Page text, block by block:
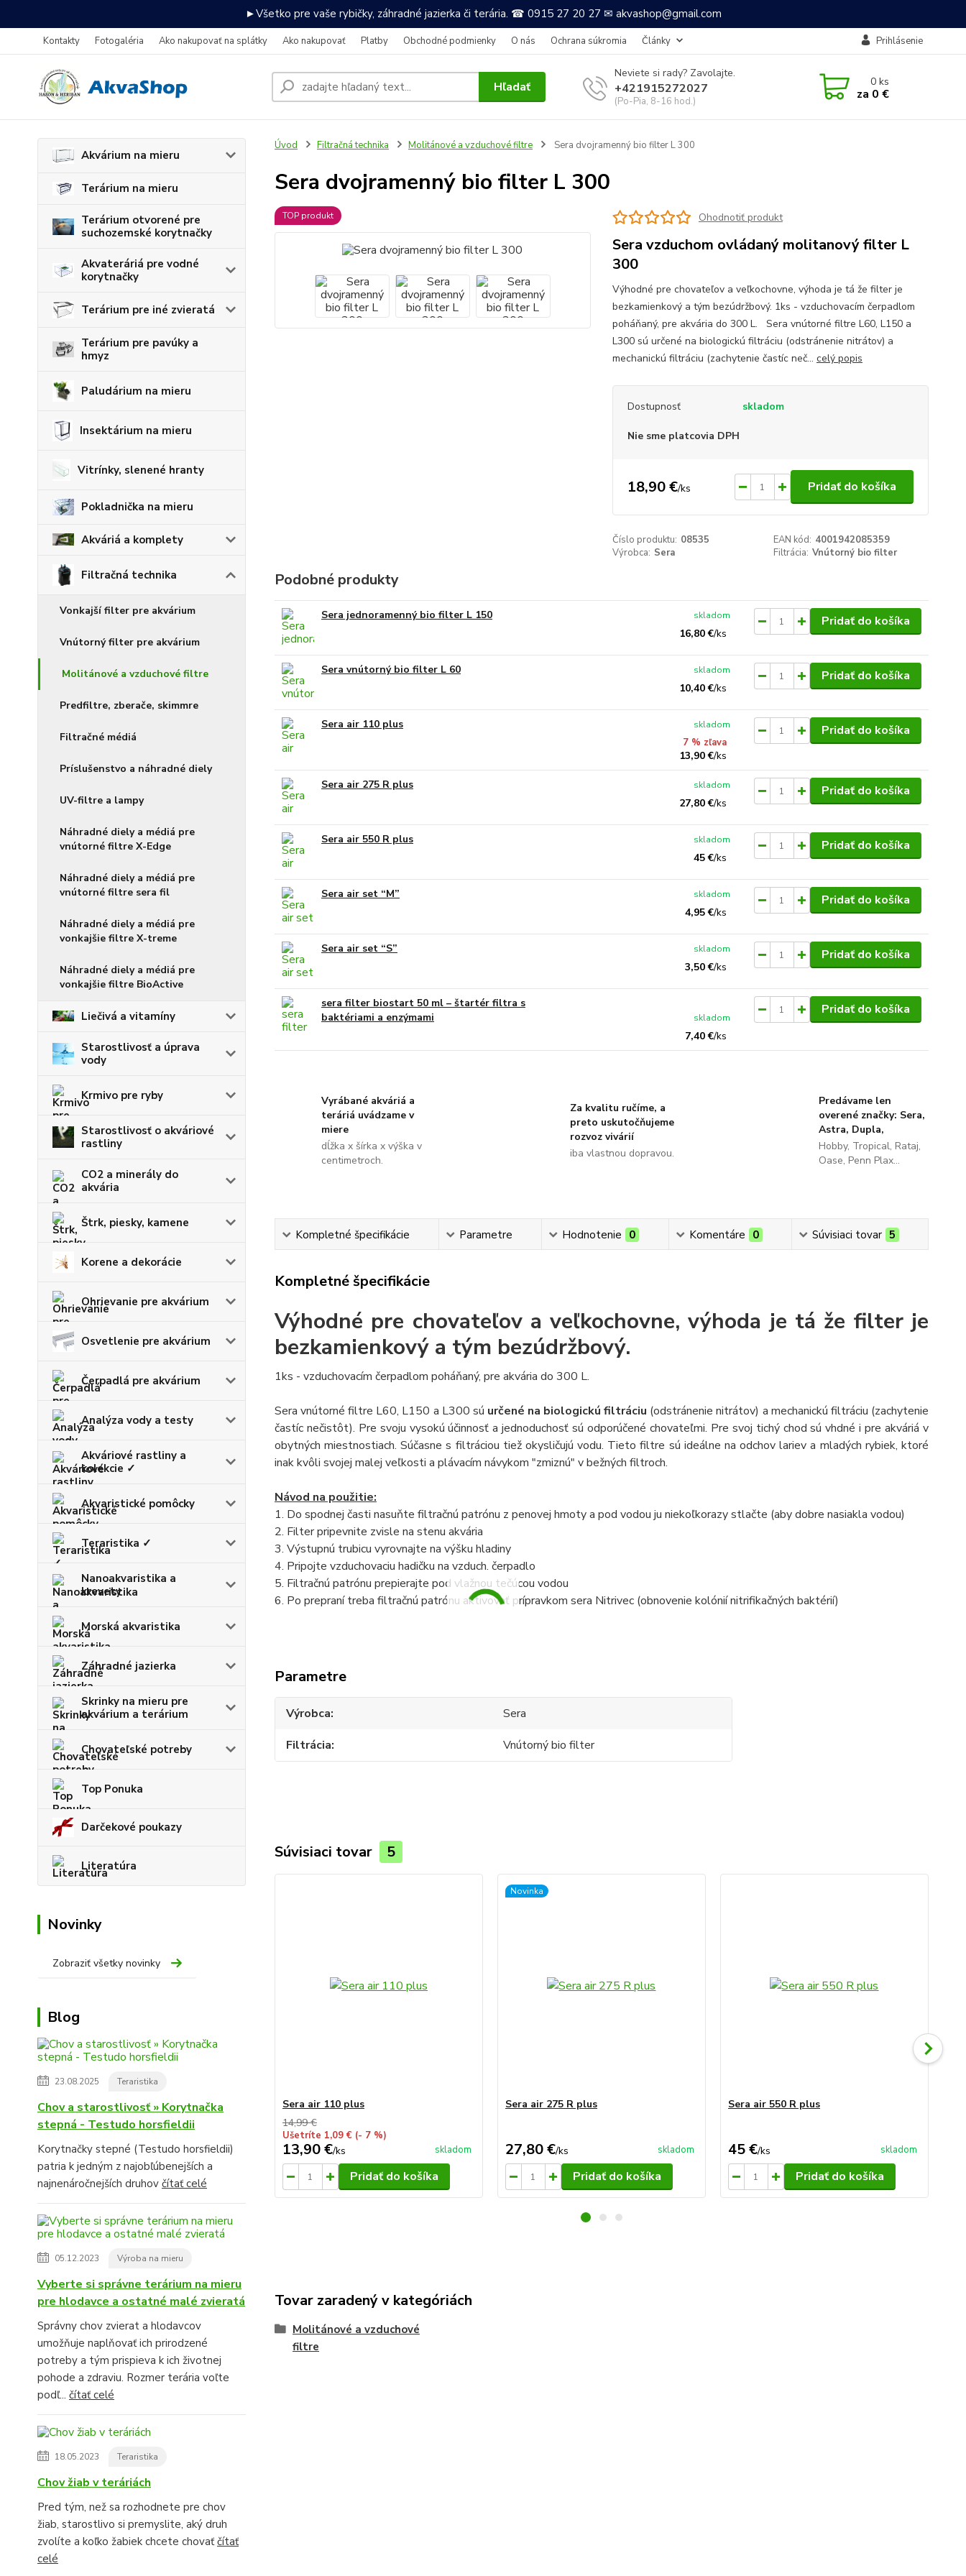
►Všetko pre vaše rybičky, záhradné jazierka či terária. ☎ 0915 27 20 27 ✉ akvashop@gmail.com
Kontakty Fotogaléria Ako nakupovať na splátky Ako nakupovať Platby Obchodné podmienky O nás Ochrana súkromia Články Prihlásenie
Hľadať
Neviete si rady? Zavolajte.
+421915272027
(Po-Pia, 8-16 hod.)
0ks
za 0 €
Akvárium na mieru
Terárium na mieru
Terárium otvorené pre
suchozemské korytnačky
Akvateráriá pre vodné
korytnačky
Terárium pre iné zvieratá
Terárium pre pavúky a
hmyz
Paludárium na mieru
Insektárium na mieru
Vitrínky, slenené hranty
Pokladnička na mieru
Akváriá a komplety
Filtračná technika
Vonkajší filter pre akvárium
Vnútorný filter pre akvárium
Molitánové a vzduchové filtre
Predfiltre, zberače, skimmre
Filtračné médiá
Príslušenstvo a náhradné diely
UV-filtre a lampy
Náhradné diely a médiá pre
vnútorné filtre X-Edge
Náhradné diely a médiá pre
vnútorné filtre sera fil
Náhradné diely a médiá pre
vonkajšie filtre X-treme
Náhradné diely a médiá pre
vonkajšie filtre BioActive
Liečivá a vitamíny
Starostlivosť a úprava
vody
Krmivo pre ryby
Starostlivosť o akváriové
rastliny
CO2 a minerály do
akvária
Štrk, piesky, kamene
Korene a dekorácie
Ohrievanie pre akvárium
Osvetlenie pre akvárium
Čerpadlá pre akvárium
Analýza vody a testy
Akváriové rastliny a
kolekcie ✓
Akvaristické pomôcky
Teraristika ✓
Nanoakvaristika a
krevety
Morská akvaristika
Záhradné jazierka
Skrinky na mieru pre
akvárium a terárium
Chovateľské potreby
Top Ponuka
Darčekové poukazy
Literatúra
Novinky
Zobraziť všetky novinky
Blog
23.08.2025 Teraristika
Chov a starostlivosť » Korytnačka
stepná - Testudo horsfieldii
Korytnačky stepné (Testudo horsfieldii)
patria k jedným z najobľúbenejších a
najnenáročnejších druhov čítať celé
05.12.2023 Výroba na mieru
Vyberte si správne terárium na mieru
pre hlodavce a ostatné malé zvieratá
Správny chov zvierat a hlodavcov
umožňuje naplňovať ich prirodzené
potreby a tým prispieva k ich životnej
pohode a zdraviu. Rozmer terária voľte
podľ... čítať celé
18.05.2023 Teraristika
Chov žiab v teráriách
Pred tým, než sa rozhodnete pre chov
žiab, starostlivo si premyslite, aký druh
zvolíte a koľko žabiek chcete chovaťčítať
celé
Úvod Filtračná technika Molitánové a vzduchové filtre Sera dvojramenný bio filter L 300
Sera dvojramenný bio filter L 300
TOP produkt Ohodnotiť produkt
Sera vzduchom ovládaný molitanový filter L
300
Výhodné pre chovateľov a veľkochovne, výhoda je tá že filter je
bezkamienkový a tým bezúdržbový. 1ks - vzduchovacím čerpadlom
poháňaný, pre akvária do 300 L. Sera vnútorné filtre L60, L150 a
L300 sú určené na biologickú filtráciu (odstránenie nitrátov) a
mechanickú filtráciu (zachytenie častíc neč... celý popis
Dostupnosť skladom
Nie sme platcovia DPH
18,90 €/ks Pridať do košíka
Číslo produktu: 08535 EAN kód: 4001942085359
Výrobca: Sera Filtrácia: Vnútorný bio filter
Podobné produkty
Sera jednoramenný bio filter L 150
16,80 €/ks
skladom Pridať do košíka
Sera vnútorný bio filter L 60
10,40 €/ks
skladom Pridať do košíka
Sera air 110 plus
7 % zľava
13,90 €/ks
skladom Pridať do košíka
Sera air 275 R plus
27,80 €/ks
skladom Pridať do košíka
Sera air 550 R plus
45 €/ks
skladom Pridať do košíka
Sera air set “M”
4,95 €/ks
skladom Pridať do košíka
Sera air set “S”
3,50 €/ks
skladom Pridať do košíka
sera filter biostart 50 ml – štartér filtra s
baktériami a enzýmami
7,40 €/ks
skladom
Pridať do košíka
Vyrábané akváriá a
teráriá uvádzame v
miere
dĺžka x šírka x výška v
centimetroch.
Za kvalitu ručíme, a
preto uskutočňujeme
rozvoz vivárií
iba vlastnou dopravou.
Predávame len
overené značky: Sera,
Astra, Dupla,
Hobby, Tropical, Rataj,
Oase, Penn Plax...
Kompletné špecifikácie Parametre Hodnotenie 0 Komentáre 0 Súvisiaci tovar 5
Kompletné špecifikácie
Výhodné pre chovateľov a veľkochovne, výhoda je tá že filter je
bezkamienkový a tým bezúdržbový.
1ks - vzduchovacím čerpadlom poháňaný, pre akvária do 300 L.
Sera vnútorné filtre L60, L150 a L300 sú určené na biologickú filtráciu (odstránenie nitrátov) a mechanickú filtráciu (zachytenie
častíc nečistôt). Pre svoju vysokú účinnosť a jednoduchosť sú odporúčené chovateľmi. Pre svoj tichý chod sú vhdné i pre akváriá v
obytných miestnostiach. Súčasne s filtráciou tiež okysličujú vodu. Tieto filtre sú ideálne na odchov lariev a mladých rybiek, ktoré
inak kvôli svojej malej veľkosti a plávacím návykom "zmiznú" v bežných filtroch.
Návod na použitie:
1. Do spodnej časti nasuňte filtračnú patrónu z penovej hmoty a pod vodou ju niekoľkorazy stlačte (aby dobre nasiakla vodou)
2. Filter pripevnite zvisle na stenu akvária
3. Výstupnú trubicu vyrovnajte na výšku hladiny
4. Pripojte vzduchovaciu hadičku na vzduch. čerpadlo
5. Filtračnú patrónu prepierajte pod vlažnou tečúcou vodou
6. Po prepraní treba filtračnú patrónu aktivovať prípravkom sera Nitrivec (obnovenie kolónií nitrifikačných baktérií)
Parametre
Výrobca
Sera
Filtrácia
Vnútorný bio filter
Súvisiaci tovar 5
Sera air 110 plus
14,99 €
Ušetríte 1,09 € (- 7 %)
13,90 €/ks skladom
Pridať do košíka
Novinka
Sera air 275 R plus
27,80 €/ks skladom
Pridať do košíka
Sera air 550 R plus
45 €/ks skladom
Pridať do košíka
Tovar zaradený v kategóriách
Molitánové a vzduchové
filtre